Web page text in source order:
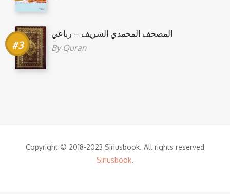
المصحف المحمدي الشريف – رباعي
By Quran
Copyright © 2018-2023 Siriusbook. All rights reserved
Siriusbook.